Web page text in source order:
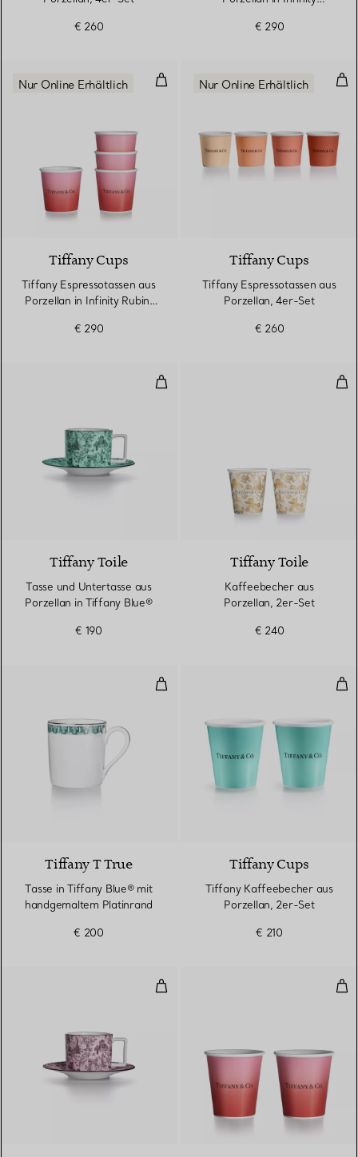
€ 260
€ 290
Tiffany Espressotassen aus
Nur Online Erhältlich
Tiffany Cups
Tiffany Espressotassen aus
Porzellan in Infinity Rubin,
€ 290
Nur Online Erhältlich
Tiffany Cups
Tiffany Espressotassen aus
Porzellan, 4er-Set
€ 260
Tasse und Untertasse aus
2 Farben
Tiffany Toile
Tasse und Untertasse aus
Porzellan in Tiffany Blue®
€ 190
Tiffany Toile
Kaffeebecher aus
Porzellan, 2er-Set
€ 240
Tasse in Tiffany Blue® mit
Tiffany T True
Tasse in Tiffany Blue® mit
handgemaltem Platinrand
€ 200
Tiffany Cups
Tiffany Kaffeebecher aus
Porzellan, 2er-Set
€ 210
Tasse und Untertasse aus
2 Farben